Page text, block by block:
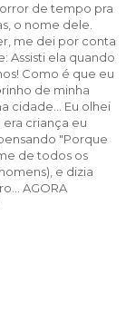
de tempo pra
o nome dele.
me dei por conta
Assisti ela quando
Como é que eu
de minha
cidade... Eu olhei
criança eu
"Porque
de todos os
e dizia
AGORA